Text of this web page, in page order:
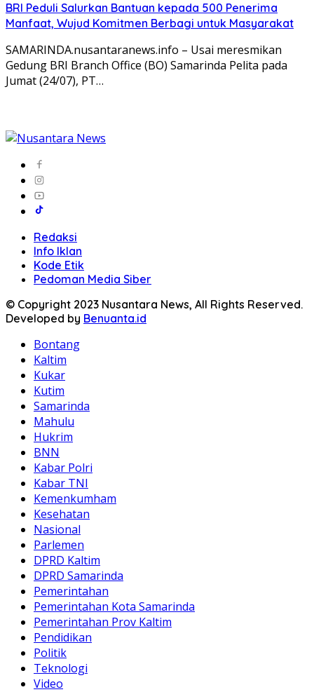
BRI Peduli Salurkan Bantuan kepada 500 Penerima
Manfaat, Wujud Komitmen Berbagi untuk Masyarakat
SAMARINDA.nusantaranews.info – Usai meresmikan
Gedung BRI Branch Office (BO) Samarinda Pelita pada
Jumat (24/07), PT…
Redaksi
Info Iklan
Kode Etik
Pedoman Media Siber
© Copyright 2023 Nusantara News, All Rights Reserved.
Developed by Benuanta.id
Bontang
Kaltim
Kukar
Kutim
Samarinda
Mahulu
Hukrim
BNN
Kabar Polri
Kabar TNI
Kemenkumham
Kesehatan
Nasional
Parlemen
DPRD Kaltim
DPRD Samarinda
Pemerintahan
Pemerintahan Kota Samarinda
Pemerintahan Prov Kaltim
Pendidikan
Politik
Teknologi
Video